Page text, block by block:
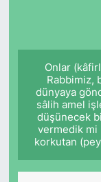
Onlar
Rabbimiz,
dünyaya
sâlih amel
düşünecek
vermedik mi
korkutan
KÖŞE
KÖŞE
KÜLTÜR
MAGAZİN